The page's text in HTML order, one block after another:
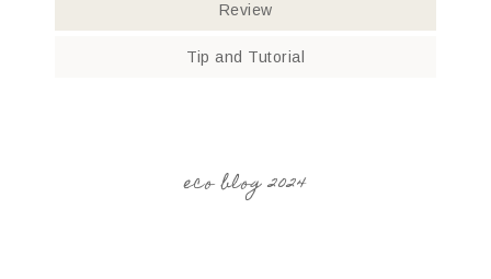
Review
Tip and Tutorial
eco blog 2024